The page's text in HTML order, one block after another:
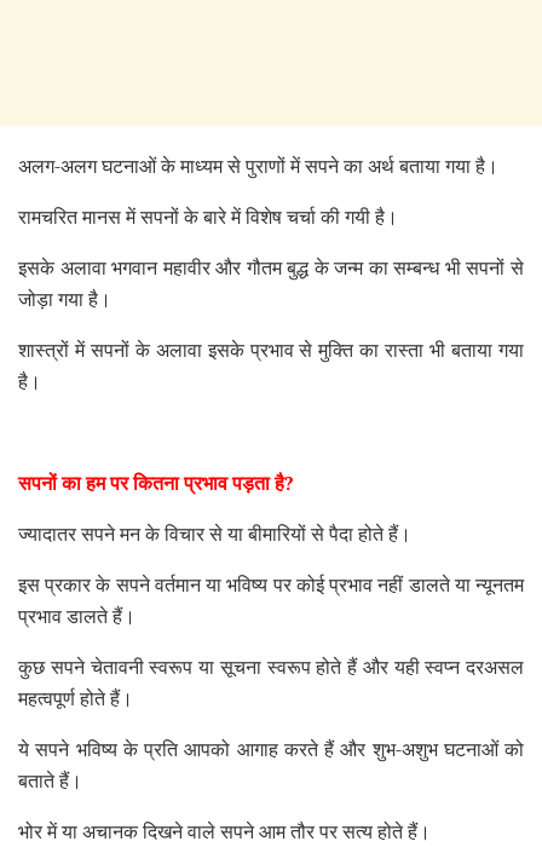
अलग-अलग घटनाओं के माध्यम से पुराणों में सपने का अर्थ बताया गया है।
रामचरित मानस में सपनों के बारे में विशेष चर्चा की गयी है।
इसके अलावा भगवान महावीर और गौतम बुद्ध के जन्म का सम्बन्ध भी सपनों से
जोड़ा गया है।
शास्त्रों में सपनों के अलावा इसके प्रभाव से मुक्ति का रास्ता भी बताया गया
है।
सपनों का हम पर कितना प्रभाव पड़ता है?
ज्यादातर सपने मन के विचार से या बीमारियों से पैदा होते हैं।
इस प्रकार के सपने वर्तमान या भविष्य पर कोई प्रभाव नहीं डालते या न्यूनतम
प्रभाव डालते हैं।
कुछ सपने चेतावनी स्वरूप या सूचना स्वरूप होते हैं और यही स्वप्न दरअसल
महत्वपूर्ण होते हैं।
ये सपने भविष्य के प्रति आपको आगाह करते हैं और शुभ-अशुभ घटनाओं को
बताते हैं।
भोर में या अचानक दिखने वाले सपने आम तौर पर सत्य होते हैं।